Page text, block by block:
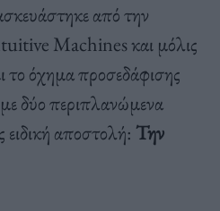
από την
Machines και μόλις
το όχημα προσεδάφισης
δύο περιπλανώμενα
ειδική αποστολή: Την